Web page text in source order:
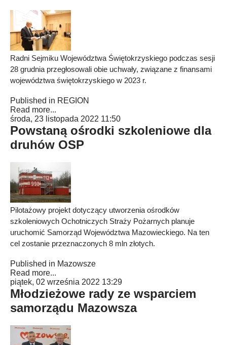
Radni Sejmiku Województwa Świętokrzyskiego podczas sesji
28 grudnia przegłosowali obie uchwały, związane z finansami
województwa świętokrzyskiego w 2023 r.
Published in REGION
Read more...
środa, 23 listopada 2022 11:50
Powstaną ośrodki szkoleniowe dla
druhów OSP
Pilotażowy projekt dotyczący utworzenia ośrodków
szkoleniowych Ochotniczych Straży Pożarnych planuje
uruchomić Samorząd Województwa Mazowieckiego. Na ten
cel zostanie przeznaczonych 8 mln złotych.
Published in Mazowsze
Read more...
piątek, 02 września 2022 13:29
Młodzieżowe rady ze wsparciem
samorządu Mazowsza